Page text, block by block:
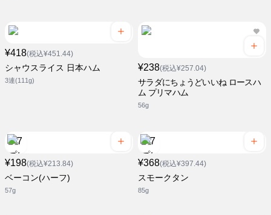
¥418(税込¥451.44)
シャウスライス 日本ハム
3連(111g)
¥238(税込¥257.04)
サラダにちょうどいいね ロースハ
ム プリマハム
56g
¥198(税込¥213.84)
ベーコン(ハーフ)
57g
¥368(税込¥397.44)
スモークタン
85g